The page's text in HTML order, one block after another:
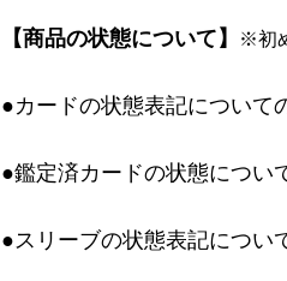
【商品の状態について】 ※初
●カードの状態表記について
●鑑定済カードの状態につい
●スリーブの状態表記につい